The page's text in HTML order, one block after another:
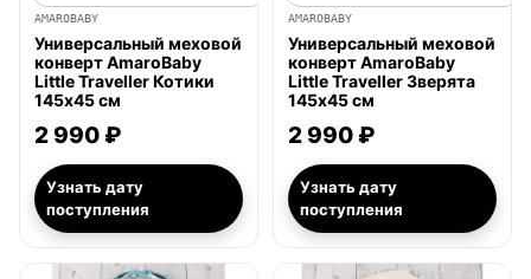
AMAROBABY
Универсальный меховой
конверт AmaroBaby
Little Traveller Котики
145х45 см
2 990 ₽
Узнать дату
поступления
AMAROBABY
Универсальный меховой
конверт AmaroBaby
Little Traveller Зверята
145х45 см
2 990 ₽
Узнать дату
поступления